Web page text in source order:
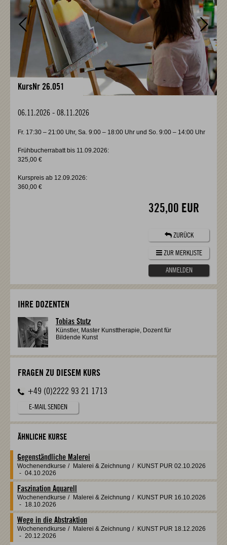
KursNr 26.051
06.11.2026 - 08.11.2026
Fr. 17:30 – 21:00 Uhr, Sa. 9:00 – 18:00 Uhr und So. 9:00 – 14:00 Uhr
Frühbucherrabatt bis 11.09.2026:
325,00 €
Kurspreis ab 12.09.2026:
360,00 €
325,00 EUR
ZURÜCK
ZUR MERKLISTE
ANMELDEN
IHRE DOZENTEN
Tobias Stutz
Künstler, Master Kunsttherapie, Dozent für
Bildende Kunst
FRAGEN ZU DIESEM KURS
+49 (0)2222 93 21 1713
E-MAIL SENDEN
ÄHNLICHE KURSE
Gegenständliche Malerei
Wochenendkurse / Malerei & Zeichnung / KUNST PUR 02.10.2026
- 04.10.2026
Faszination Aquarell
Wochenendkurse / Malerei & Zeichnung / KUNST PUR 16.10.2026
- 18.10.2026
Wege in die Abstraktion
Wochenendkurse / Malerei & Zeichnung / KUNST PUR 18.12.2026
- 20.12.2026